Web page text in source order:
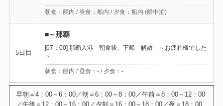
朝食：船内 / 昼食：船内 / 夕食：船内 (船中泊)
5日目
■～那覇
[07：00] 那覇入港 朝食後、下船 解散 ～お疲れ様でした
～
朝食：船内 / 昼食：- / 夕食：-